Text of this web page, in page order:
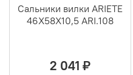
Сальники вилки ARIETE
46X58X10,5 ARI.108
2 041 ₽